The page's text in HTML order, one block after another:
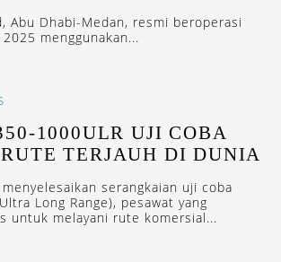
Abu Dhabi-Medan, resmi beroperasi
menggunakan...
1000ULR UJI COBA
TERJAUH DI DUNIA
serangkaian uji coba
Long Range), pesawat yang
untuk melayani rute komersial...